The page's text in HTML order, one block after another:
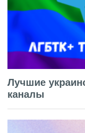
Лучшие
каналы